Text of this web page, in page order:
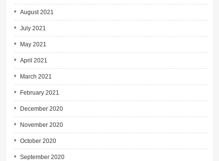
August 2021
July 2021
May 2021
April 2021
March 2021
February 2021
December 2020
November 2020
October 2020
September 2020